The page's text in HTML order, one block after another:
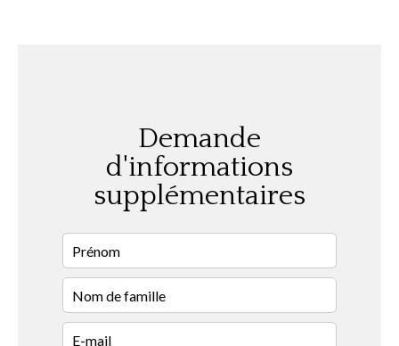
Demande
d'informations
supplémentaires